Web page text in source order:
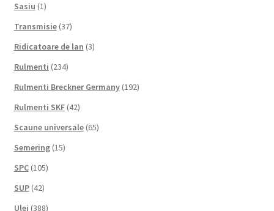
Sasiu (1)
Transmisie (37)
Ridicatoare de lan (3)
Rulmenti (234)
Rulmenti Breckner Germany (192)
Rulmenti SKF (42)
Scaune universale (65)
Semering (15)
SPC (105)
SUP (42)
Ulei (388)